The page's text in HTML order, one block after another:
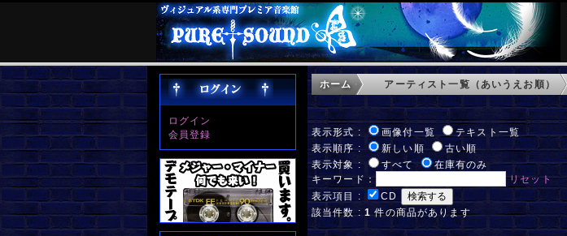
ログイン
会員登録
ホーム アーティスト一覧（あいうえお順）
表示形式 :
画像付一覧
テキスト一覧
表示順序 :
新しい順
古い順
表示対象 :
すべて
在庫有のみ
キーワード：
リセット
表示項目 :
CD
該当件数 :1 件の商品があります